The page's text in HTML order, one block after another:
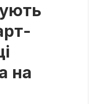
на